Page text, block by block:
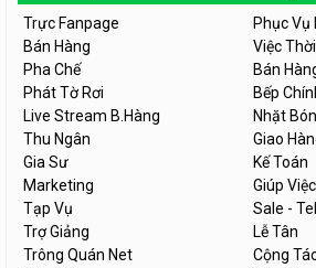
Trực Fanpage
Phục Vụ
Bán Hàng
Việc
Pha Chế
Bán
Phát Tờ Rơi
Bếp
Live Stream B.Hàng
Nhặt
Thu Ngân
Giao
Gia Sư
Kế Toán
Marketing
Giúp
Tạp Vụ
Sale -
Trợ Giảng
Lễ Tân
Trông Quán Net
Cộng